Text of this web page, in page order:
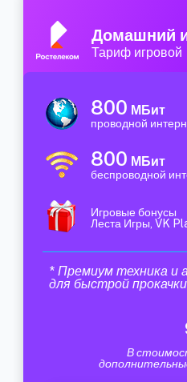
Домашний
Тариф игровой
800 МБит
проводной
800 МБит
беспроводной
Игровые бонусы
Леста Игры, VK
* Премиум техника и
для быстрой прокачки
В